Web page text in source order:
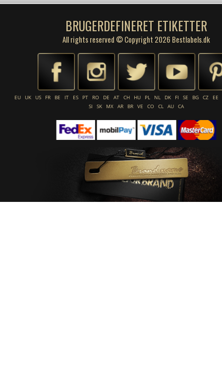
BRUGERDEFINERET ETIKETTER
All rights reserved © Copyright 2026 Bestlabels.dk
EU UK US FR BE IT ES PT RO DE AT CH HU PL NL DK FI SE BG CZ
EE
SI
SK MX AR BR VE CO CL AU CA